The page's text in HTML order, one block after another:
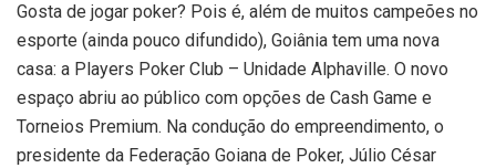
Gosta de jogar poker? Pois é, além de muitos campeões no
esporte (ainda pouco difundido), Goiânia tem uma nova
casa: a Players Poker Club – Unidade Alphaville. O novo
espaço abriu ao público com opções de Cash Game e
Torneios Premium. Na condução do empreendimento, o
presidente da Federação Goiana de Poker, Júlio César